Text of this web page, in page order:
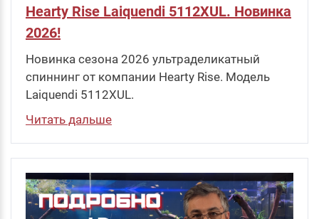
Hearty Rise Laiquendi 5112XUL. Новинка
2026!
Новинка сезона 2026 ультраделикатный
спиннинг от компании Hearty Rise. Модель
Laiquendi 5112XUL.
Читать дальше